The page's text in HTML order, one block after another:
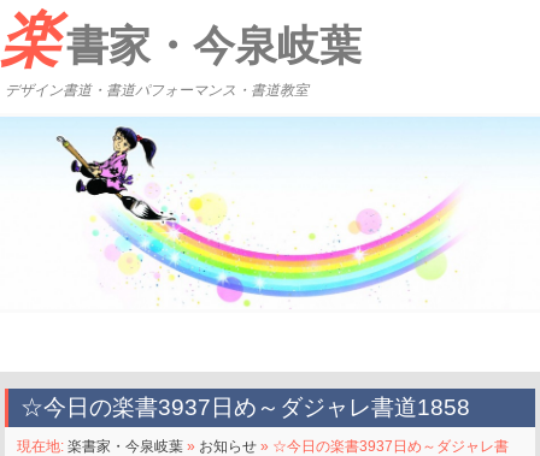
楽書家・今泉岐葉
デザイン書道・書道パフォーマンス・書道教室
☆今日の楽書3937日め～ダジャレ書道1858
現在地:楽書家・今泉岐葉 » お知らせ » ☆今日の楽書3937日め～ダジャレ書